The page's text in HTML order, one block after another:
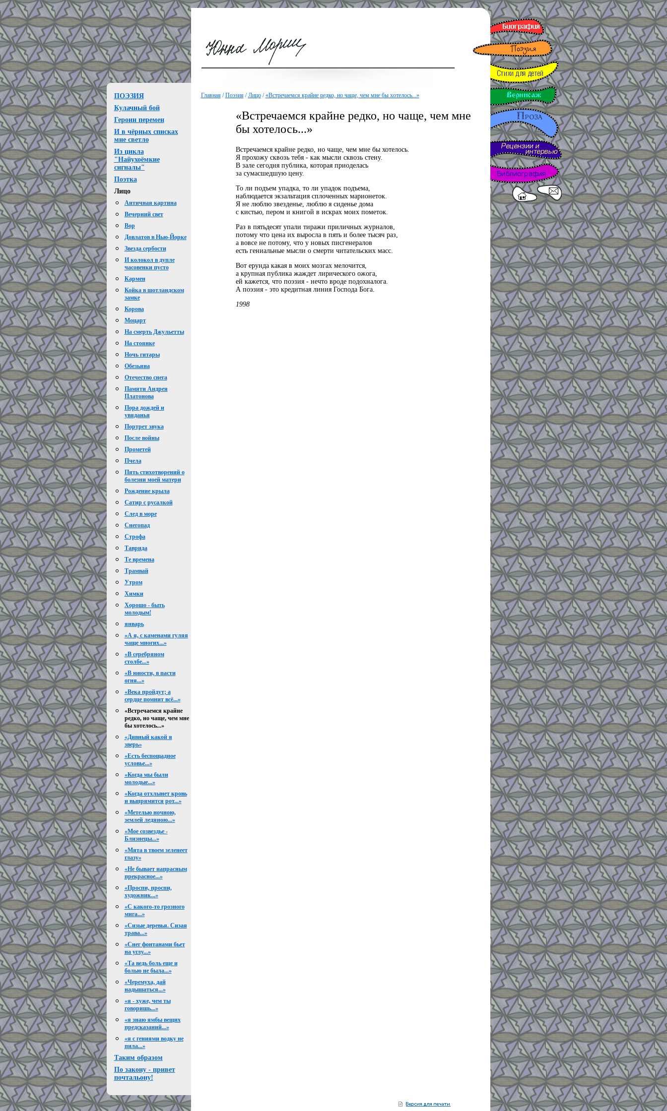
ПОЭЗИЯ
Кулачный бой
Героин перемен
И в чёрных списках
мне светло
Из цикла
"Найухоёмкие
сигналы"
Поэтка
Лицо
Античная картина
Вечерний свет
Вор
Довлатов в Нью-Йорке
Звезда сербости
И колокол в дупле
часовенки пусто
Кармен
Койка в шотландском
замке
Корова
Моцарт
На смерть Джульетты
На стоянке
Ночь гитары
Обезьяна
Отечество снега
Памяти Андрея
Платонова
Пора дождей и
увяданья
Портрет звука
После войны
Прометей
Пчела
Пять стихотворений о
болезни моей матери
Рождение крыла
Сатир с русалкой
След в море
Снегопад
Строфа
Таврида
Те времена
Трамвай
Утром
Химки
Хорошо - быть
молодым!
январь
«А я, с каменами гуляя
чаще многих...»
«В серебряном
столбе...»
«В юности, в пасти
огня...»
«Века пройдут; а
сердце помнит всё...»
«Встречаемся крайне
редко, но чаще, чем мне
бы хотелось...»
«Дивный какой я
зверь»
«Есть беспощадное
условье...»
«Когда мы были
молодые...»
«Когда отхлынет кровь
и выпрямится рот...»
«Метелью ночною,
землей ледяною...»
«Мое созвездье -
Близнецы...»
«Мята в твоем зеленеет
глазу»
«Не бывает напрасным
прекрасное...»
«Проспи, проспи,
художник...»
«С какого-то грозного
мига...»
«Сизые деревья. Сизая
трава...»
«Снег фонтанами бьет
на углу...»
«Та ведь боль еще и
болью не была...»
«Черемуха, дай
надышаться...»
«я - хуже, чем ты
говоришь...»
«я знаю ямбы вещих
предсказаний...»
«я с гениями водку не
пила...»
Таким образом
По закону - привет
почтальону!
Главная/Поэзия/Лицо/«Встречаемся крайне редко, но чаще, чем мне бы хотелось...»
«Встречаемся крайне редко, но чаще, чем мне
бы хотелось...»
Встречаемся крайне редко, но чаще, чем мне бы хотелось.
Я прохожу сквозь тебя - как мысли сквозь стену.
В зале сегодня публика, которая приоделась
за сумасшедшую цену.
То ли подъем упадка, то ли упадок подъема,
наблюдается экзальтация сплоченных марионеток.
Я не люблю звезденье, люблю я сиденье дома
с кистью, пером и книгой в искрах моих пометок.
Раз в пятьдесят упали тиражи приличных журналов,
потому что цена их выросла в пять и более тысяч раз,
а вовсе не потому, что у новых писгенералов
есть гениальные мысли о смерти читательских масс.
Вот ерунда какая в моих мозгах мелочится,
а крупная публика жаждет лирического ожога,
ей кажется, что поэзия - нечто вроде подохналога.
А поэзия - это кредитная линия Господа Бога.
1998